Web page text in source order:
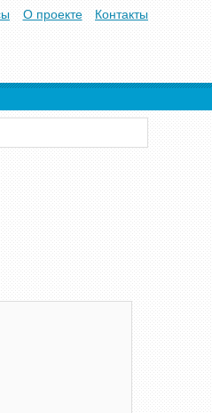
О проекте Контакты